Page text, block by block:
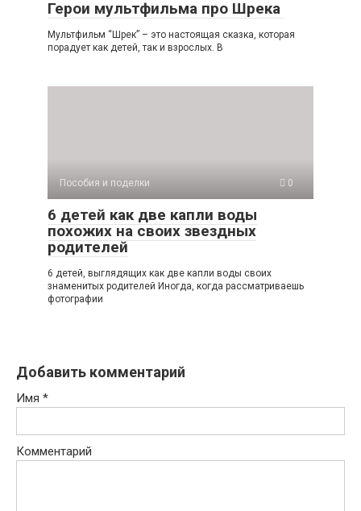
Герои мультфильма про Шрека
Мультфильм “Шрек” – это настоящая сказка, которая
порадует как детей, так и взрослых. В
Пособия и поделки 0
6 детей как две капли воды
похожих на своих звездных
родителей
6 детей, выглядящих как две капли воды своих
знаменитых родителей Иногда, когда рассматриваешь
фотографии
Добавить комментарий
Имя *
Комментарий